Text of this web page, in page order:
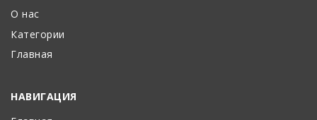
О нас
Категории
Главная
НАВИГАЦИЯ